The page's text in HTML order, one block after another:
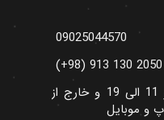
09025044570
(+98) 913 130 2050
هر روز بجز ایام تعطیل از 11 الی 19 و خارج از
و موبایل